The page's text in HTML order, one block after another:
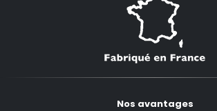
Nos avantages